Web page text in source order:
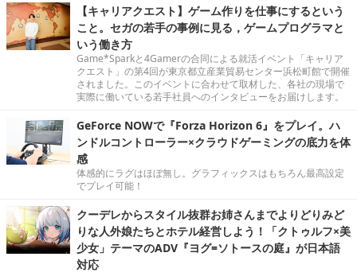
【キャリアクエスト】ゲーム作りを仕事にするという
こと。セガの若手の事例に見る，ゲームプログラマと
いう働き方
Game*Sparkと4Gamerの合同による就活イベント「キャリア
クエスト」の第4回が東京都立産業貿易センター浜松町館で開催
されました。このイベントに合わせて取材した、各社の現場で
実際に働いている若手社員へのインタビューをお届けします。
GeForce NOWで『Forza Horizon 6』をプレイ。ハ
ンドルコントローラー×クラウドゲーミングの底力を体
感
体感的にラグはほぼ無し。グラフィックスはもちろん最高設定
でプレイ可能！
クーデレからスタイル抜群お姉さんまでよりどりみど
りな人外娘たちとホテル経営しよう！「クトゥルフ×美
少女」テーマのADV『ヨグ=ソトースの庭』が日本語
対応